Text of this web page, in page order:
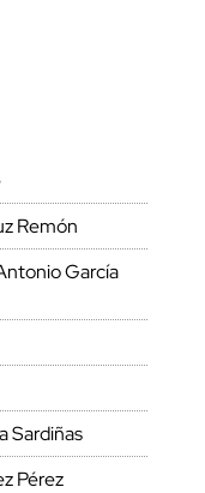
Remón
García
Sardiñas
Pérez